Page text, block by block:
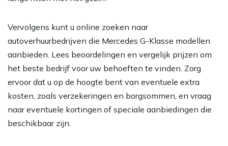
Vervolgens kunt u online zoeken naar
autoverhuurbedrijven die Mercedes G-Klasse modellen
aanbieden. Lees beoordelingen en vergelijk prijzen om
het beste bedrijf voor uw behoeften te vinden. Zorg
ervoor dat u op de hoogte bent van eventuele extra
kosten, zoals verzekeringen en borgsommen, en vraag
naar eventuele kortingen of speciale aanbiedingen die
beschikbaar zijn.